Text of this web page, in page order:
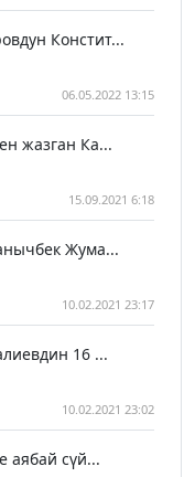
Констит...
06.05.2022 13:15
жазган Ка...
15.09.2021 6:18
Жума...
10.02.2021 23:17
16 ...
10.02.2021 23:02
аябай сүй...